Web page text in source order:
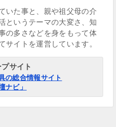
いた事と、親や祖父母の介
というテーマの大変さ、知
の多さなどを身をもって体
イトを運営しています。
サイト
の総合情報サイト
ナビ」